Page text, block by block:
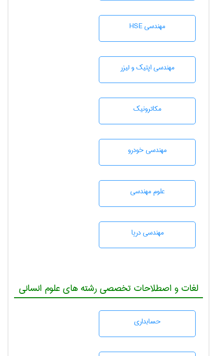
مهندسی HSE
مهندسی اپتیک و لیزر
مکاترونیک
مهندسی خودرو
علوم مهندسی
مهندسی دریا
لغات و اصطلاحات تخصصی رشته های علوم انسانی
حسابداری